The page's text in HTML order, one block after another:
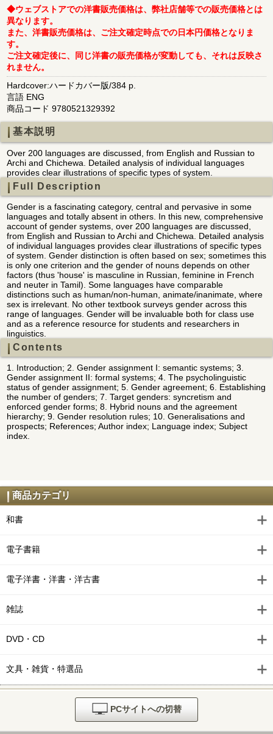
◆ウェブストアでの洋書販売価格は、弊社店舗等での販売価格とは
異なります。
また、洋書販売価格は、ご注文確定時点での日本円価格となりま
す。
ご注文確定後に、同じ洋書の販売価格が変動しても、それは反映さ
れません。
Hardcover:ハードカバー版/384 p.
言語 ENG
商品コード 9780521329392
基本説明
Over 200 languages are discussed, from English and Russian to
Archi and Chichewa. Detailed analysis of individual languages
provides clear illustrations of specific types of system.
Full Description
Gender is a fascinating category, central and pervasive in some
languages and totally absent in others. In this new, comprehensive
account of gender systems, over 200 languages are discussed,
from English and Russian to Archi and Chichewa. Detailed analysis
of individual languages provides clear illustrations of specific types
of system. Gender distinction is often based on sex; sometimes this
is only one criterion and the gender of nouns depends on other
factors (thus 'house' is masculine in Russian, feminine in French
and neuter in Tamil). Some languages have comparable
distinctions such as human/non-human, animate/inanimate, where
sex is irrelevant. No other textbook surveys gender across this
range of languages. Gender will be invaluable both for class use
and as a reference resource for students and researchers in
linguistics.
Contents
1. Introduction; 2. Gender assignment I: semantic systems; 3.
Gender assignment II: formal systems; 4. The psycholinguistic
status of gender assignment; 5. Gender agreement; 6. Establishing
the number of genders; 7. Target genders: syncretism and
enforced gender forms; 8. Hybrid nouns and the agreement
hierarchy; 9. Gender resolution rules; 10. Generalisations and
prospects; References; Author index; Language index; Subject
index.
商品カテゴリ
和書
電子書籍
電子洋書・洋書・洋古書
雑誌
DVD・CD
文具・雑貨・特選品
PCサイトへの切替